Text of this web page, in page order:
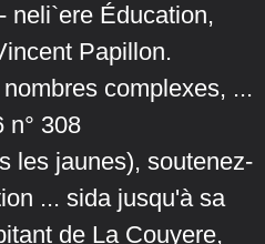
neli`ere Éducation,
Papillon.
complexes, ...
n° 308
les jaunes), soutenez-
... sida jusqu'à sa
de La Couyere,